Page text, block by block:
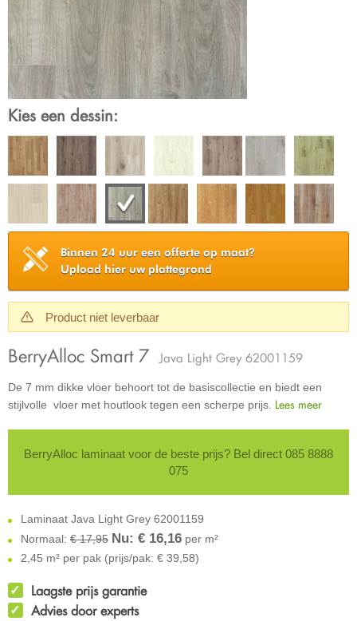
Kies een dessin:
Binnen 24 uur een offerte op maat?
Upload hier uw plattegrond
Product niet leverbaar
BerryAlloc Smart 7 Java Light Grey 62001159
De 7 mm dikke vloer behoort tot de basiscollectie en biedt een
stijlvolle vloer met houtlook tegen een scherpe prijs. Lees meer
BerryAlloc laminaat voor de beste prijs? Bel direct 085 8888
075
Laminaat Java Light Grey 62001159
Normaal: € 17,95 Nu: € 16,16 per m²
2,45 m² per pak (prijs/pak: € 39,58)
Laagste prijs garantie
Advies door experts